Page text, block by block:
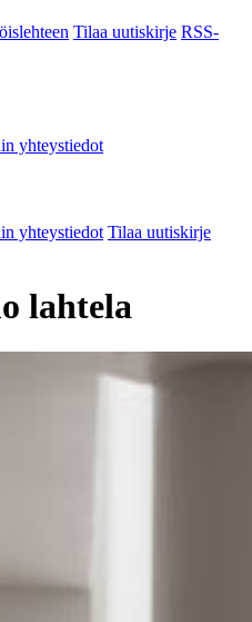
Tilaa uutiskirje RSS-
yhteystiedot
yhteystiedot Tilaa uutiskirje
lahtela